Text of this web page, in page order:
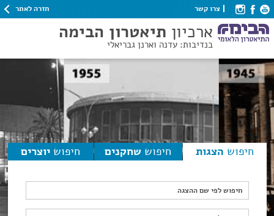
צרו קשר חזרה לאתר
ארכיון תיאטרון הבימה
בנדיבות: עדנה וארנן גבריאלי
חיפוש הצגות חיפוש שחקנים חיפוש יוצרים
חיפוש לפי שם ההצגה